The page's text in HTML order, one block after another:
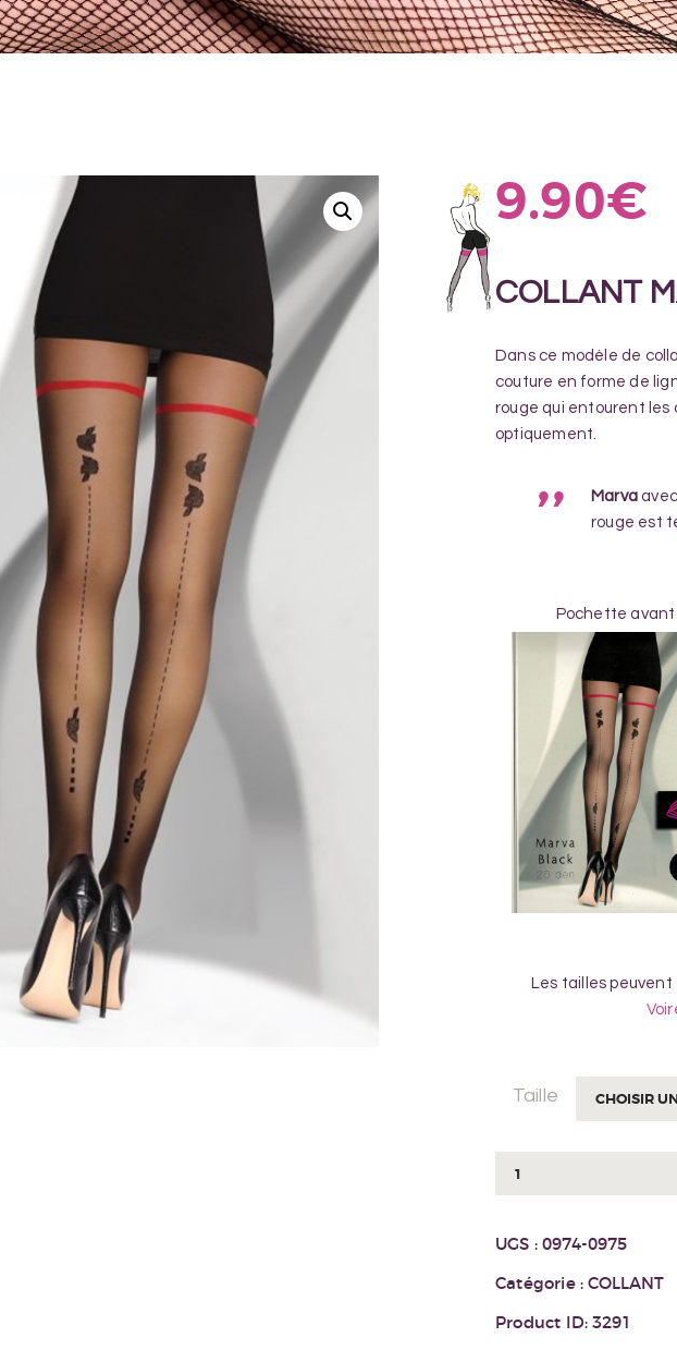
9.90€
COLLANT
Dans ce modèle de
couture en forme de
rouge qui entourent les
optiquement.
Marva
rouge est
Pochette avant
Les tailles
Taille
MARVA
UGS :0974-0975
Catégorie :COLLANT
Product ID:3291